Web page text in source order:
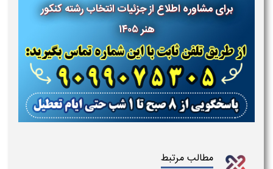
برای مشاوره اطلاع از جزئیات انتخاب رشته کنکور
هنر ۱۴۰۵
مطالب مرتبط